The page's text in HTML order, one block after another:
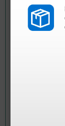
¿Todavía
Envía ahora
han